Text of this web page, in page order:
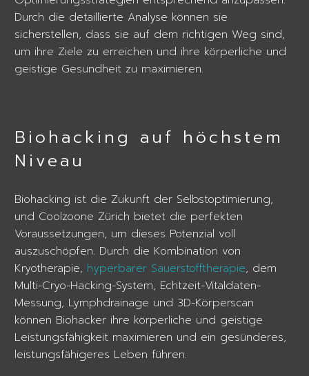
Durch die detaillierte Analyse können sie
sicherstellen, dass sie auf dem richtigen Weg sind,
um ihre Ziele zu erreichen und ihre körperliche und
geistige Gesundheit zu maximieren.
Biohacking auf höchstem
Niveau
Biohacking ist die Zukunft der Selbstoptimierung,
und Coolzoone Zürich bietet die perfekten
Voraussetzungen, um dieses Potenzial voll
auszuschöpfen. Durch die Kombination von
Kryotherapie, hyperbarer Sauerstofftherapie, dem
Multi-Cryo-Hacking-System, Echtzeit-Vitaldaten-
Messung, Lymphdrainage und 3D-Körperscan
können Biohacker ihre körperliche und geistige
Leistungsfähigkeit maximieren und ein gesünderes,
leistungsfähigeres Leben führen.